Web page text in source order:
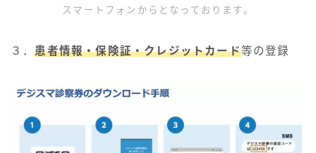
スマートフォンからとなっております。
３．患者情報・保険証・クレジットカード等の登録